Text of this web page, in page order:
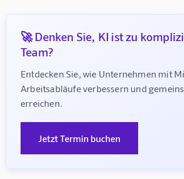
🚀 Denken Sie, KI ist zu
Team?
Entdecken Sie, wie Unternehmen mit
Arbeitsabläufe verbessern und
erreichen.
Jetzt Termin buchen